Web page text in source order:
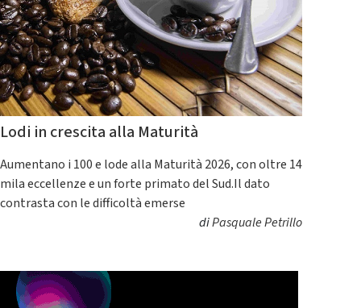
Lodi in crescita alla Maturità
Aumentano i 100 e lode alla Maturità 2026, con oltre 14
mila eccellenze e un forte primato del Sud.Il dato
contrasta con le difficoltà emerse
diPasquale Petrillo